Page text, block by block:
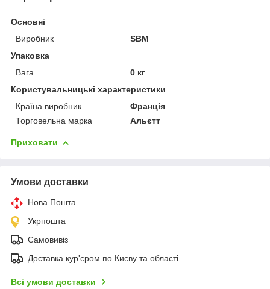
Основні
Виробник
SBM
Упаковка
Вага
0 кг
Користувальницькі характеристики
Країна виробник
Франція
Торговельна марка
Альєтт
Приховати
Умови доставки
Нова Пошта
Укрпошта
Самовивіз
Доставка кур'єром по Києву та області
Всі умови доставки